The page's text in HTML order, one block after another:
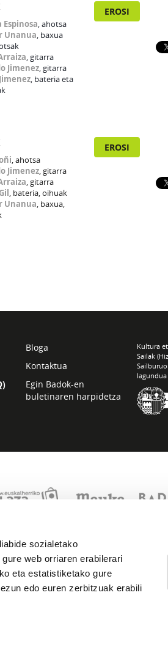
sozialetako
web orriaren erabilerari
eta estatistiketako gure
edo euren zerbitzuak erabili
Espinosa, ahotsa
Unanua, baxua
, gitarra
Jimenez, gitarra
, bateria eta
EROSI
, ahotsa
Jimenez, gitarra
, gitarra
, bateria, oihuak
Unanua, baxua,
EROSI
Bloga
Kontaktua
Egin Badok-en
buletinaren harpidetza
Kultura
Sailak
lagundua